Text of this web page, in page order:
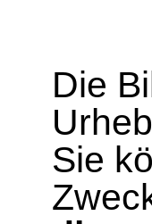
Die
Sie